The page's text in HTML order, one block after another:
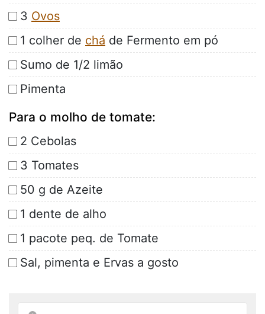
3 Ovos
1 colher de chá de Fermento em pó
Sumo de 1/2 limão
Pimenta
Para o molho de tomate:
2 Cebolas
3 Tomates
50 g de Azeite
1 dente de alho
1 pacote peq. de Tomate
Sal, pimenta e Ervas a gosto